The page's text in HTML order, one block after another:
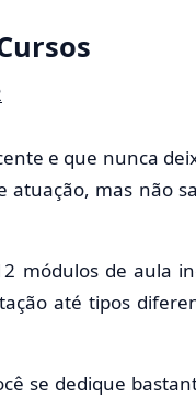
e que nunca
atuação, mas não
módulos de aula
até tipos
se dedique